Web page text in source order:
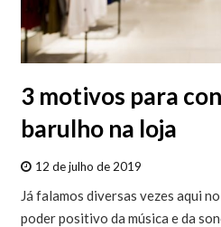
3 motivos para
barulho na loja
12 de julho de 2019
Já falamos diversas vezes aqui
poder positivo da música e da